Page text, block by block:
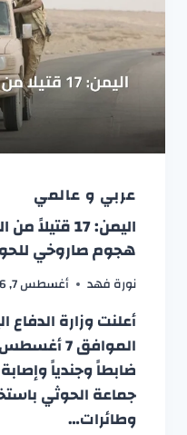
عربي و عالمي
اليمن: 17
هجوم صاروخي
نورة فهد أغسطس 7, 2026
أعلنت وزارة الدفاع
ضابطاً وجندياً
جماعة الحوثي
وطائرات…